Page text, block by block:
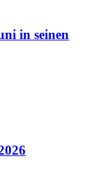
in seinen